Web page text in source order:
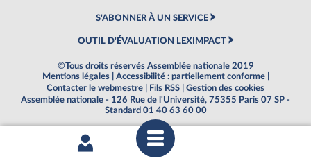
S'ABONNER À UN SERVICE
OUTIL D'ÉVALUATION LEXIMPACT
©Tous droits réservés Assemblée nationale 2019
Mentions légales
Accessibilité : partiellement conforme
Contacter le webmestre
Fils RSS
Gestion des cookies
Assemblée nationale - 126 Rue de l'Université, 75355 Paris 07 SP -
Standard 01 40 63 60 00